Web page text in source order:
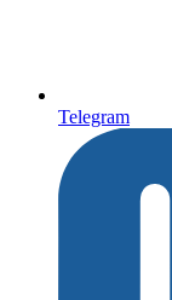
Telegram